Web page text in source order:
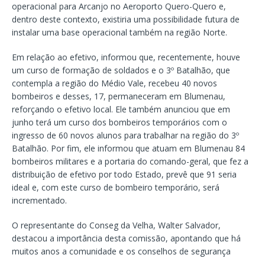
operacional para Arcanjo no Aeroporto Quero-Quero e,
dentro deste contexto, existiria uma possibilidade futura de
instalar uma base operacional também na região Norte.
Em relação ao efetivo, informou que, recentemente, houve
um curso de formação de soldados e o 3º Batalhão, que
contempla a região do Médio Vale, recebeu 40 novos
bombeiros e desses, 17, permaneceram em Blumenau,
reforçando o efetivo local. Ele também anunciou que em
junho terá um curso dos bombeiros temporários com o
ingresso de 60 novos alunos para trabalhar na região do 3º
Batalhão. Por fim, ele informou que atuam em Blumenau 84
bombeiros militares e a portaria do comando-geral, que fez a
distribuição de efetivo por todo Estado, prevê que 91 seria
ideal e, com este curso de bombeiro temporário, será
incrementado.
O representante do Conseg da Velha, Walter Salvador,
destacou a importância desta comissão, apontando que há
muitos anos a comunidade e os conselhos de segurança